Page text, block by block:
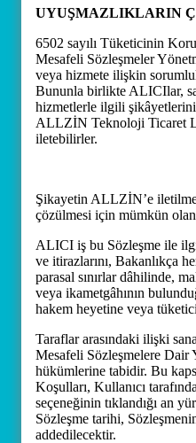
UYUŞMAZLIKLARIN
6502 sayılı Tüketicinin
Mesafeli Sözleşmeler
veya hizmete ilişkin
Bununla birlikte ALICIlar,
hizmetlerle ilgili
ALLZİN Teknoloji Ticaret
iletebilirler.
Şikayetin ALLZİN’e
çözülmesi için mümkün
ALICI iş bu Sözleşme ile
ve itirazlarını, Bakanlıkça
parasal sınırlar dâhilinde,
veya ikametgâhının
hakem heyetine veya
Taraflar arasındaki ilişki
Mesafeli Sözleşmelere
hükümlerine tabidir. Bu
Koşulları, Kullanıcı
seçeneğinin tıklandığı an
Sözleşme tarihi,
addedilecektir.